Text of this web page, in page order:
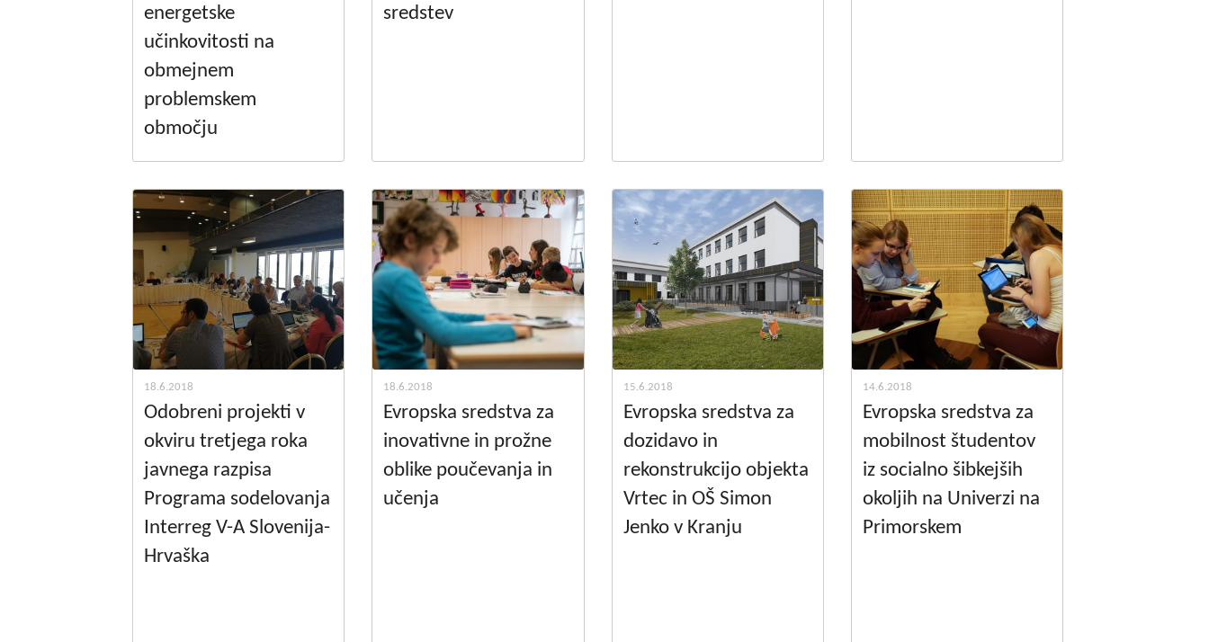
energetske
učinkovitosti na
obmejnem
problemskem
območju
sredstev
18.6.2018
Odobreni projekti v
okviru tretjega roka
javnega razpisa
Programa sodelovanja
Interreg V-A Slovenija-
Hrvaška
18.6.2018
Evropska sredstva za
inovativne in prožne
oblike poučevanja in
učenja
15.6.2018
Evropska sredstva za
dozidavo in
rekonstrukcijo objekta
Vrtec in OŠ Simon
Jenko v Kranju
14.6.2018
Evropska sredstva za
mobilnost študentov
iz socialno šibkejših
okoljih na Univerzi na
Primorskem